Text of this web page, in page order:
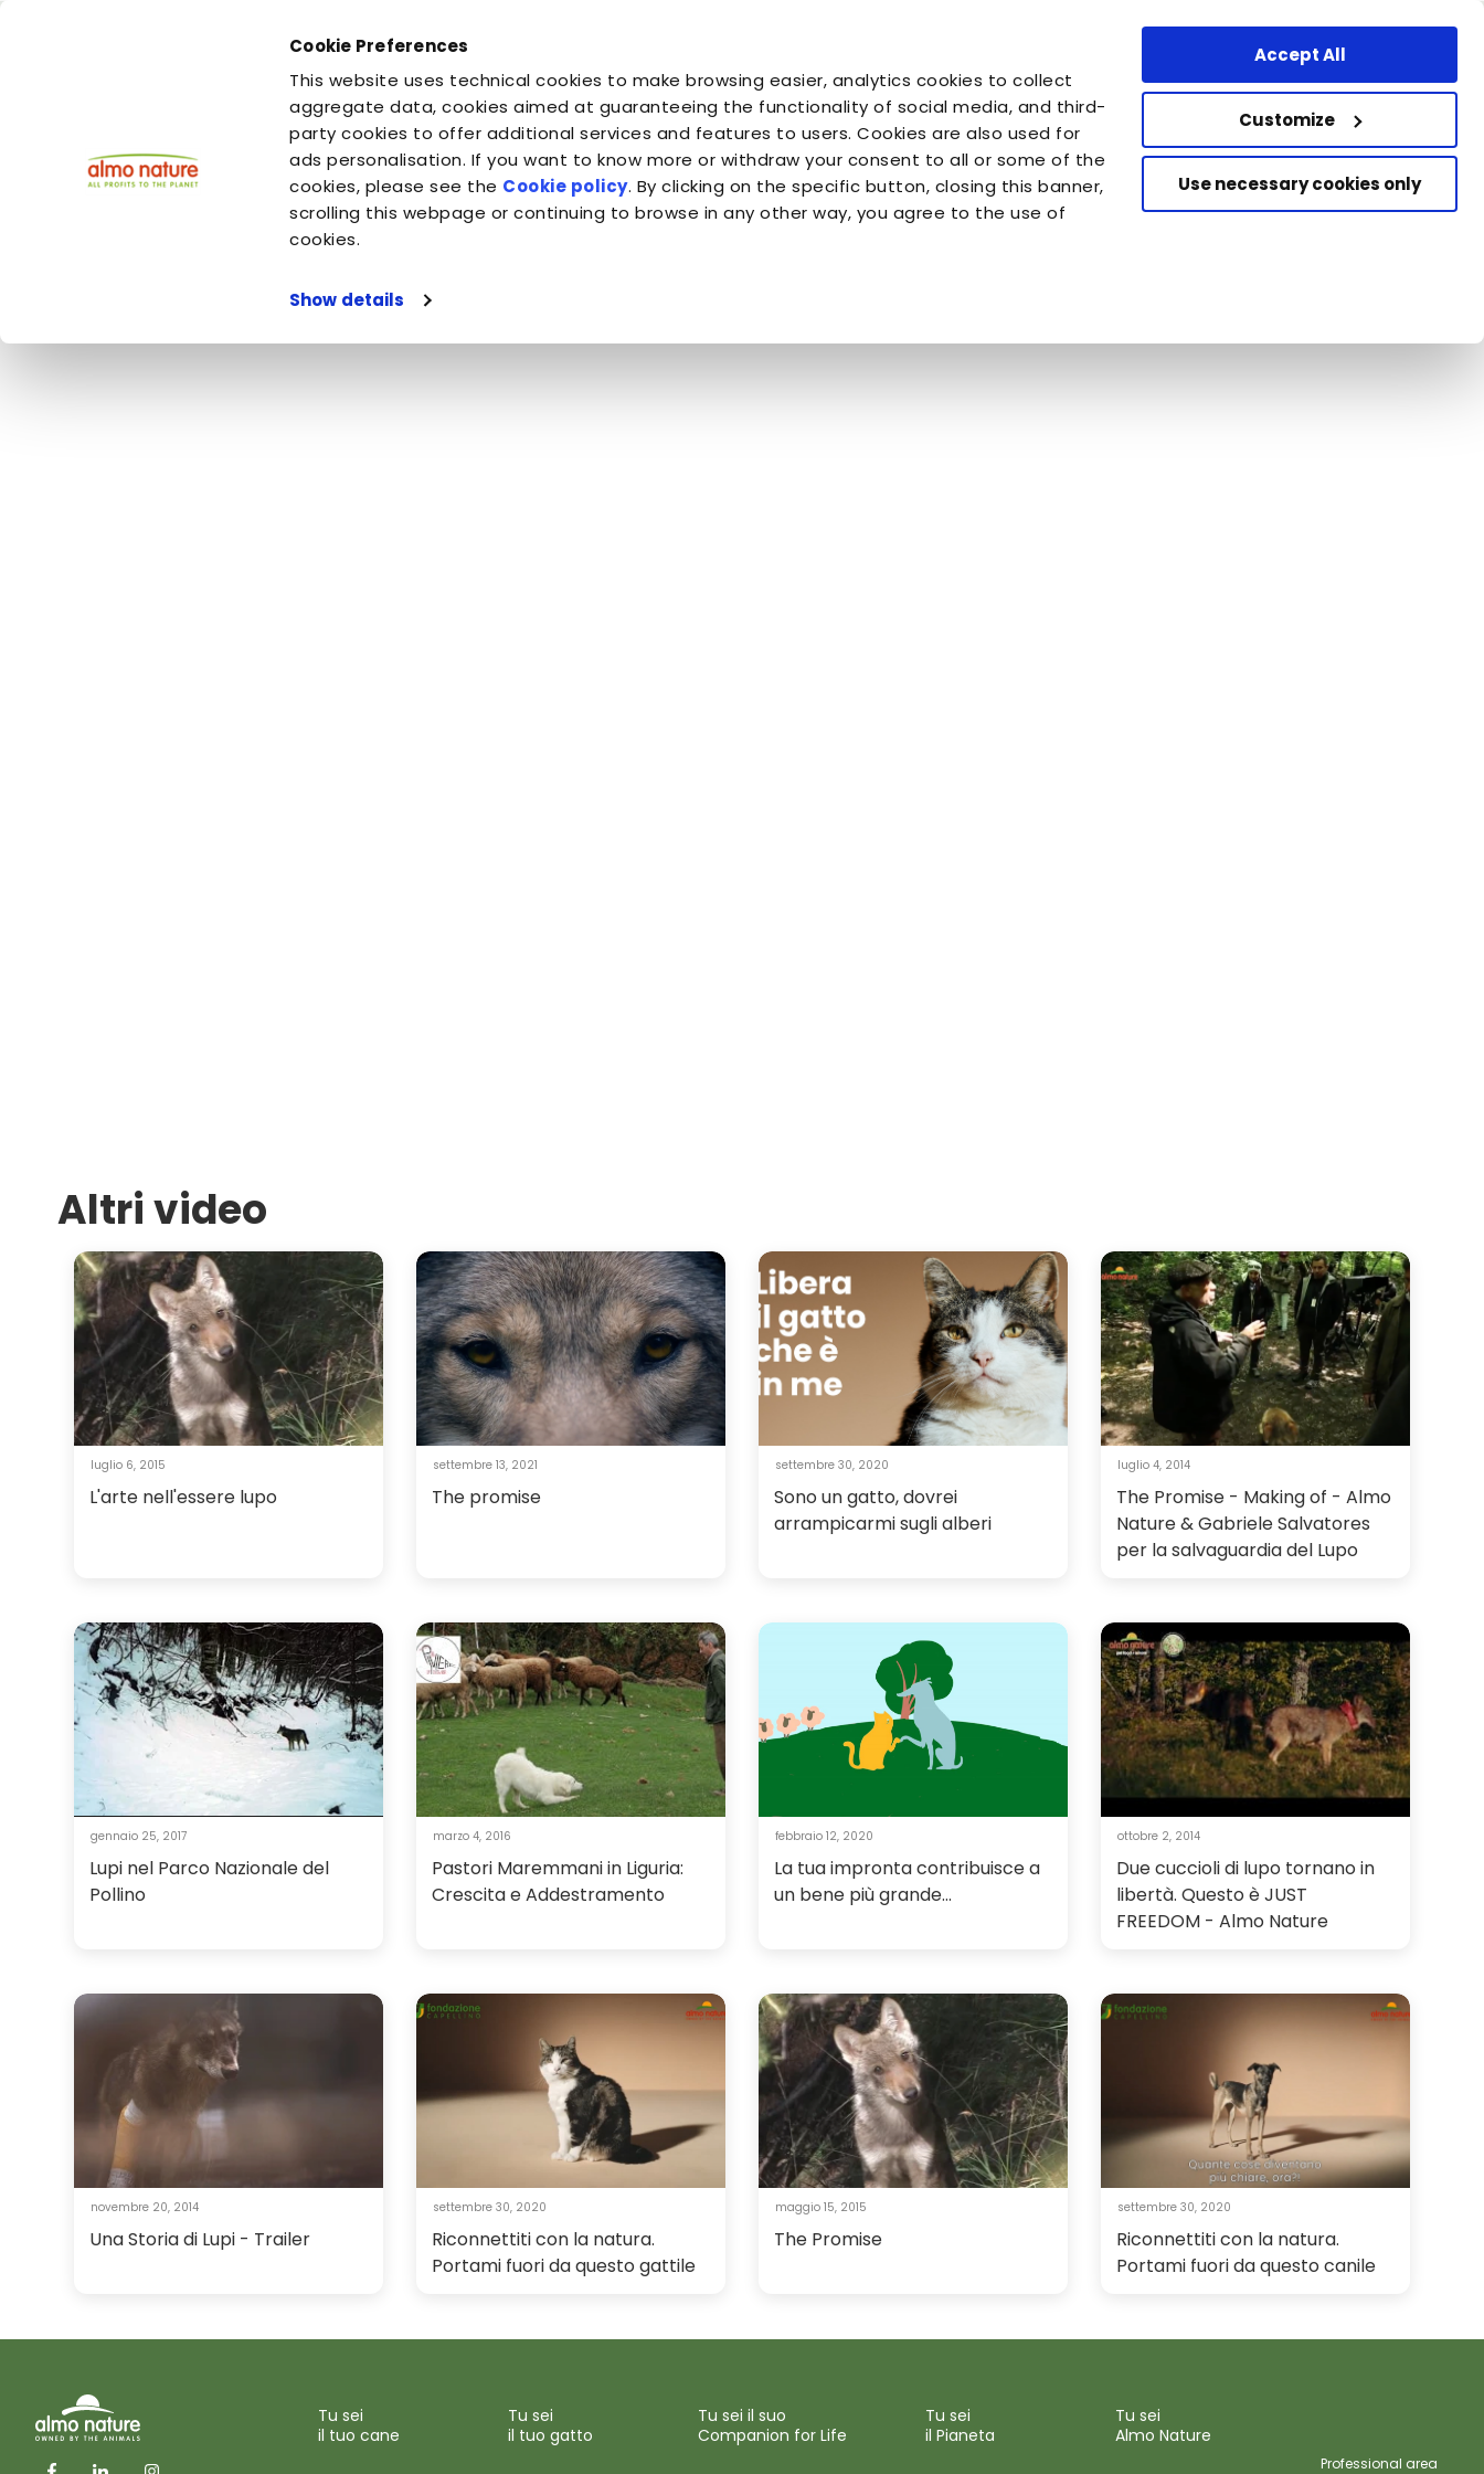
Cookie Preferences
This website uses technical cookies to make browsing easier, analytics cookies to collect
aggregate data, cookies aimed at guaranteeing the functionality of social media, and third-
party cookies to offer additional services and features to users. Cookies are also used for
ads personalisation. If you want to know more or withdraw your consent to all or some of the
cookies, please see the Cookie policy. By clicking on the specific button, closing this banner,
scrolling this webpage or continuing to browse in any other way, you agree to the use of
cookies.
Show details
Accept All
Customize
Use necessary cookies only
Tu sei
il tuo cane
Tu sei
il tuo gatto
Tu sei il suo
Companion for Life
Tu sei
il Pianeta
Tu sei
Almo Nature
Carica la tua adozione.
Aiuta altri cani e gatti che
aspettano di essere adottati
Pagina iniziale Video Fondazione Capellino Una Storia di Lupi
Una Storia di Lupi
Altri video
luglio 6, 2015
L'arte nell'essere lupo
settembre 13, 2021
The promise
settembre 30, 2020
Sono un gatto, dovrei
arrampicarmi sugli alberi
luglio 4, 2014
The Promise - Making of - Almo
Nature & Gabriele Salvatores
per la salvaguardia del Lupo
gennaio 25, 2017
Lupi nel Parco Nazionale del
Pollino
marzo 4, 2016
Pastori Maremmani in Liguria:
Crescita e Addestramento
febbraio 12, 2020
La tua impronta contribuisce a
un bene più grande...
ottobre 2, 2014
Due cuccioli di lupo tornano in
libertà. Questo è JUST
FREEDOM - Almo Nature
novembre 20, 2014
Una Storia di Lupi - Trailer
settembre 30, 2020
Riconnettiti con la natura.
Portami fuori da questo gattile
maggio 15, 2015
The Promise
settembre 30, 2020
Riconnettiti con la natura.
Portami fuori da questo canile
Tu sei
il tuo cane
Tu sei
il tuo gatto
Tu sei il suo
Companion for Life
Tu sei
il Pianeta
Tu sei
Almo Nature
Professional area